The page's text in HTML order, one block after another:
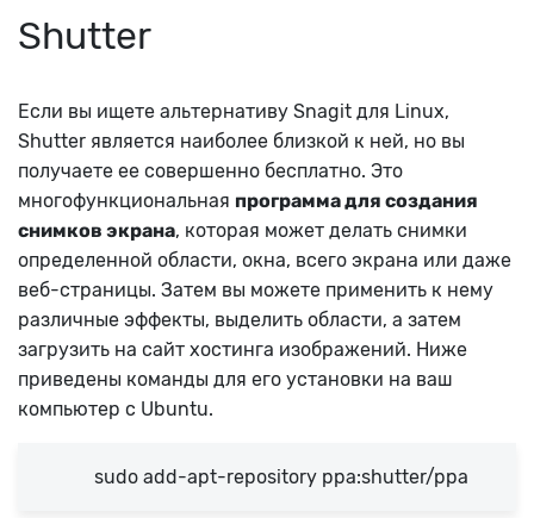
Shutter
Если вы ищете альтернативу Snagit для Linux,
Shutter является наиболее близкой к ней, но вы
получаете ее совершенно бесплатно. Это
многофункциональная программа для создания
снимков экрана, которая может делать снимки
определенной области, окна, всего экрана или даже
веб-страницы. Затем вы можете применить к нему
различные эффекты, выделить области, а затем
загрузить на сайт хостинга изображений. Ниже
приведены команды для его установки на ваш
компьютер с Ubuntu.
sudo add-apt-repository ppa:shutter/ppa